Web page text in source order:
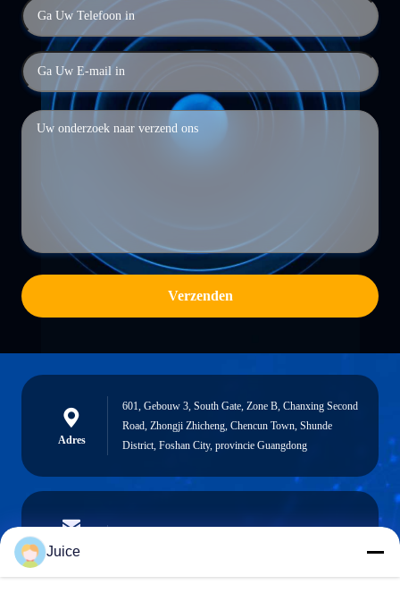
Verzenden
Adres
601, Gebouw 3, South Gate, Zone B, Chanxing Second
Road, Zhongji Zhicheng, Chencun Town, Shunde
District, Foshan City, provincie Guangdong
E-mailen
Juice